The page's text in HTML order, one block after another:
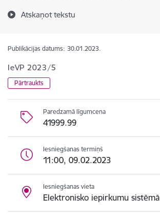
Atskaņot tekstu
Publikācijas datums: 30.01.2023.
IeVP 2023/5
Pārtraukts
Paredzamā līgumcena
41999.99
Iesniegšanas termiņš
11:00, 09.02.2023
Iesniegšanas vieta
Elektronisko iepirkumu sistēmā